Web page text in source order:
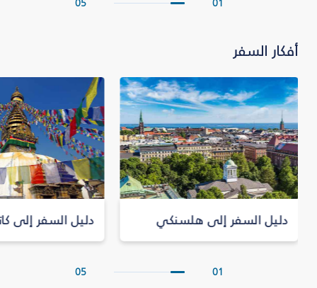
05 01
أفكار السفر
دليل السفر إلى دليل السفر إلى هلسنكي
05 01